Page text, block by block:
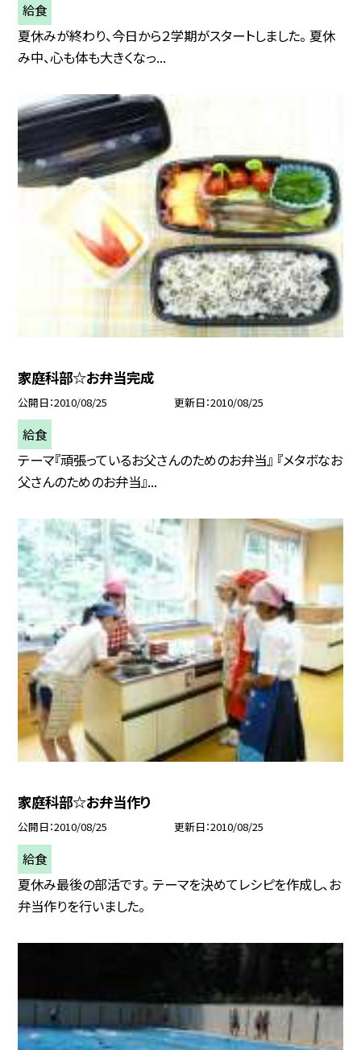
給食
夏休みが終わり、今日から２学期がスタートしました。 夏休
み中、心も体も大きくなっ...
家庭科部☆お弁当完成
公開日 2010/08/25 更新日 2010/08/25
給食
テーマ『頑張っているお父さんのためのお弁当』 『メタボなお
父さんのためのお弁当』...
家庭科部☆お弁当作り
公開日 2010/08/25 更新日 2010/08/25
給食
夏休み最後の部活です。 テーマを決めてレシピを作成し、お
弁当作りを行いました。